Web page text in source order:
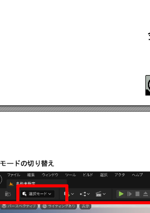
モードの切り替え